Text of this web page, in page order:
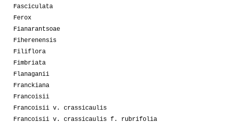
Fasciculata
Ferox
Fianarantsoae
Fiherenensis
Filiflora
Fimbriata
Flanaganii
Franckiana
Francoisii
Francoisii v. crassicaulis
Francoisii v. crassicaulis f. rubrifolia